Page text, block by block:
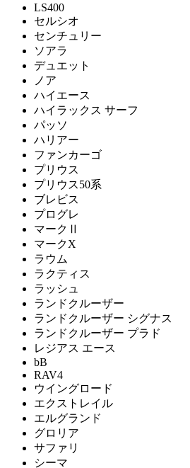
LS400
セルシオ
センチュリー
ソアラ
デュエット
ノア
ハイエース
ハイラックス サーフ
パッソ
ハリアー
ファンカーゴ
プリウス
プリウス50系
ブレビス
プログレ
マークⅡ
マークX
ラウム
ラクティス
ラッシュ
ランドクルーザー
ランドクルーザー シグナス
ランドクルーザー プラド
レジアス エース
bB
RAV4
ウイングロード
エクストレイル
エルグランド
グロリア
サファリ
シーマ